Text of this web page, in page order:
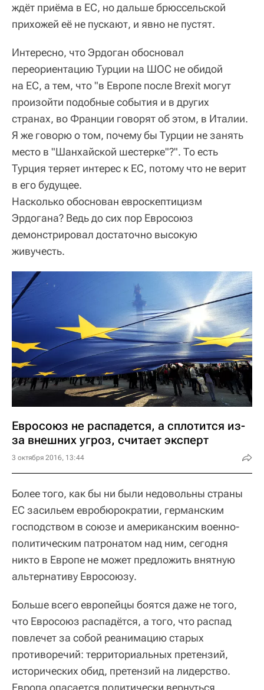
ждёт приёма в ЕС, но дальше брюссельской
прихожей её не пускают, и явно не пустят.
Интересно, что Эрдоган обосновал
переориентацию Турции на ШОС не обидой
на ЕС, а тем, что "в Европе после Brexit могут
произойти подобные события и в других
странах, во Франции говорят об этом, в Италии.
Я же говорю о том, почему бы Турции не занять
место в "Шанхайской шестерке"?". То есть
Турция теряет интерес к ЕС, потому что не верит
в его будущее.
Насколько обоснован евроскептицизм
Эрдогана? Ведь до сих пор Евросоюз
демонстрировал достаточно высокую
живучесть.
Евросоюз не распадется, а сплотится из-
за внешних угроз, считает эксперт
3 октября 2016, 13:44
Более того, как бы ни были недовольны страны
ЕС засильем евробюрократии, германским
господством в союзе и американским военно-
политическим патронатом над ним, сегодня
никто в Европе не может предложить внятную
альтернативу Евросоюзу.
Больше всего европейцы боятся даже не того,
что Евросоюз распадётся, а того, что распад
повлечет за собой реанимацию старых
противоречий: территориальных претензий,
исторических обид, претензий на лидерство.
Европа опасается политически вернуться